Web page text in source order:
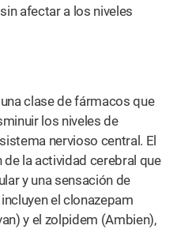
afectar a los niveles
clase de fármacos que
los niveles de
nervioso central. El
la actividad cerebral que
y una sensación de
el clonazepam
y el zolpidem (Ambien),